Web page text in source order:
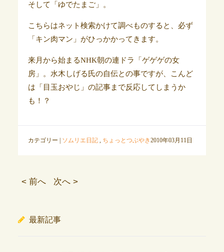
そして「ゆでたまご」。
こちらはネット検索かけて調べものすると、必ず
「キン肉マン」がひっかかってきます。
来月から始まるNHK朝の連ドラ「ゲゲゲの女
房」。水木しげる氏の自伝との事ですが、こんど
は「目玉おやじ」の記事まで反応してしまうか
も！？
カテゴリー | ソムリエ日記, ちょっとつぶやき2010年03月11日
< 前へ 次へ >
最新記事